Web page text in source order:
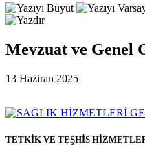
Mevzuat ve Genel
13 Haziran 2025
TETKİK VE TEŞHİS